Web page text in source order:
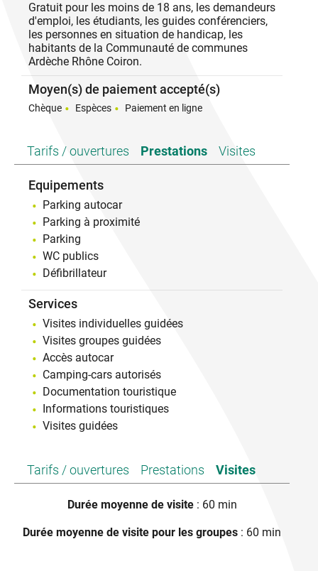
Gratuit pour les moins de 18 ans, les demandeurs
d'emploi, les étudiants, les guides conférenciers,
les personnes en situation de handicap, les
habitants de la Communauté de communes
Ardèche Rhône Coiron.
Moyen(s) de paiement accepté(s)
Chèque Espèces Paiement en ligne
Tarifs / ouvertures Prestations Visites
Equipements
Parking autocar
Parking à proximité
Parking
WC publics
Défibrillateur
Services
Visites individuelles guidées
Visites groupes guidées
Accès autocar
Camping-cars autorisés
Documentation touristique
Informations touristiques
Visites guidées
Tarifs / ouvertures Prestations Visites
Durée moyenne de visite: 60 min
Durée moyenne de visite pour les groupes : 60 min